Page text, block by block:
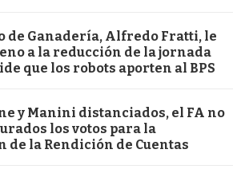
de Ganadería, Alfredo Fratti, le
a la reducción de la jornada
que los robots aporten al BPS
y Manini distanciados, el FA no
los votos para la
de la Rendición de Cuentas